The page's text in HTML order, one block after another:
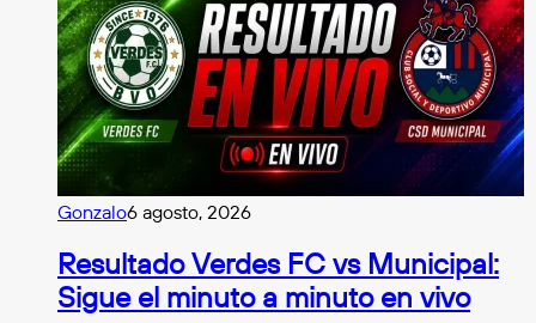
Gonzalo6 agosto, 2026
Resultado Verdes FC vs Municipal:
Sigue el minuto a minuto en vivo